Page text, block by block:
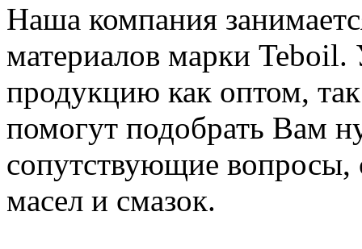
Наша компания
материалов марки
продукцию как оптом,
помогут подобрать Вам
сопутствующие вопросы,
масел и смазок.